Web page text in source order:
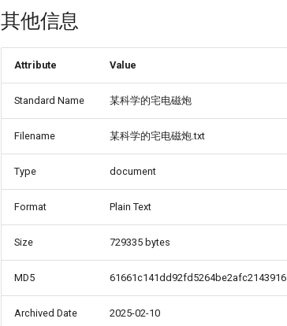
其他信息
Attribute Value
Standard Name 某科学的宅电磁炮
Filename 某科学的宅电磁炮.txt
Type document
Format Plain Text
Size 729335 bytes
MD5 61661c141dd92fd5264be2afc2143916
Archived Date 2025-02-10